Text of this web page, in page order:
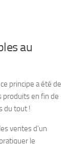
au
principe a été de
produits en fin de
du tout !
ventes d’un
le